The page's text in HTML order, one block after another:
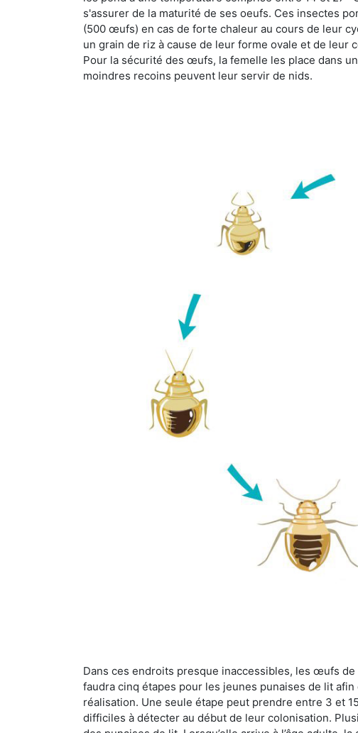
s'assurer de la maturité de ses oeufs. Ces insectes
(500 œufs) en cas de forte chaleur au cours de leur
un grain de riz à cause de leur forme ovale et de leur
Pour la sécurité des œufs, la femelle les place dans
moindres recoins peuvent leur servir de nids.
Dans ces endroits presque inaccessibles, les œufs
faudra cinq étapes pour les jeunes punaises de lit
réalisation. Une seule étape peut prendre entre 3 et
difficiles à détecter au début de leur colonisation.